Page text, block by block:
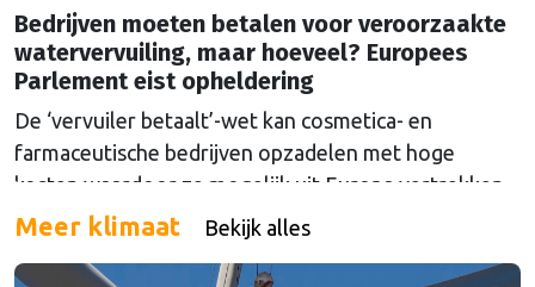
Bedrijven moeten betalen voor veroorzaakte
watervervuiling, maar hoeveel? Europees
Parlement eist opheldering
De ‘vervuiler betaalt’-wet kan cosmetica- en
farmaceutische bedrijven opzadelen met hoge
kosten waardoor ze mogelijk uit Europa vertrekken.
Europa wordt dan afhankelijk van medicijnen uit het
Meer klimaat Bekijk alles